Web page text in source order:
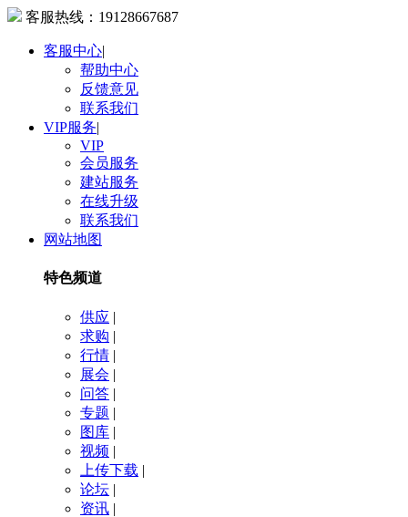
客服热线： 19128667687
客服中心|
帮助中心
反馈意见
联系我们
VIP服务|
VIP
会员服务
建站服务
在线升级
联系我们
网站地图
特色频道
供应 |
求购 |
行情 |
展会 |
问答 |
专题 |
图库 |
视频 |
上传下载 |
论坛 |
资讯 |